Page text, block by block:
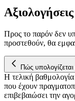
Αξιολογήσεις
Προς το παρόν δεν
προστεθούν, θα
Πώς
Η τελική βαθμολογία
που έχουν
επιβεβαιώσει την